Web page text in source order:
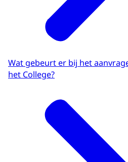
Wat gebeurt er bij het
het College?